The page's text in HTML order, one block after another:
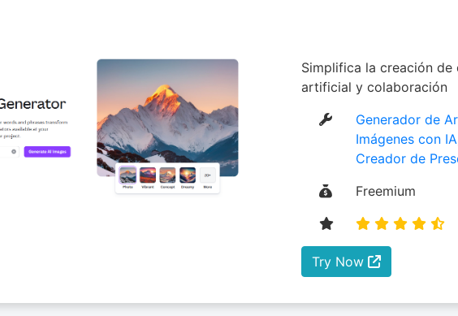
Simplifica la creación
artificial y colaboración
Generador de
Imágenes con IA
Creador de
Freemium
Try Now